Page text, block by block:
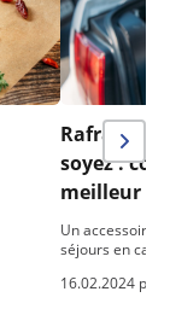
soyez :
meilleur
Un accessoire
séjours en
16.02.2024 par